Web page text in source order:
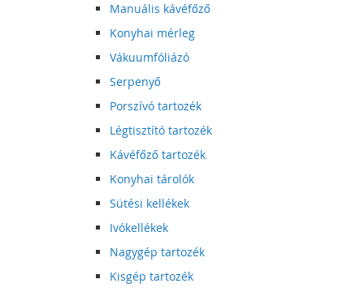
Manuális kávéfőző
Konyhai mérleg
Vákuumfóliázó
Serpenyő
Porszívó tartozék
Légtisztító tartozék
Kávéfőző tartozék
Konyhai tárolók
Sütési kellékek
Ivókellékek
Nagygép tartozék
Kisgép tartozék